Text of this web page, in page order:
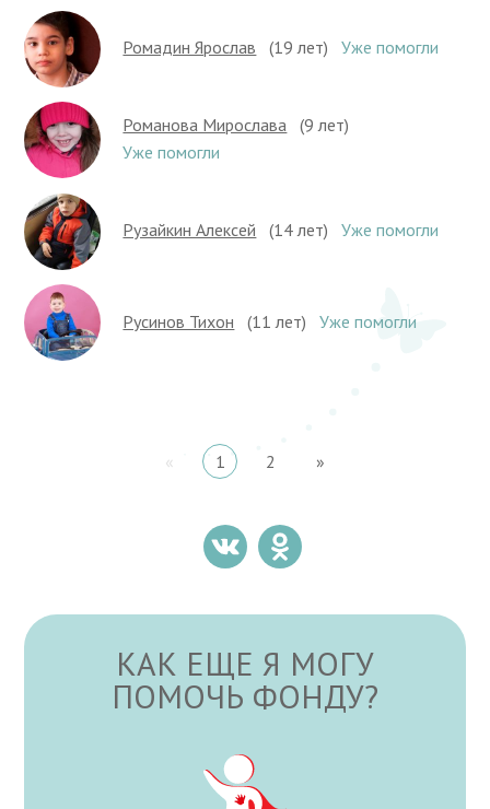
Ромадин Ярослав (19 лет) Уже помогли
Романова Мирослава
(9 лет)
Уже помогли
Рузайкин Алексей (14 лет) Уже помогли
Русинов Тихон (11 лет) Уже помогли
« 1 2 »
КАК ЕЩЕ Я МОГУ
ПОМОЧЬ ФОНДУ?